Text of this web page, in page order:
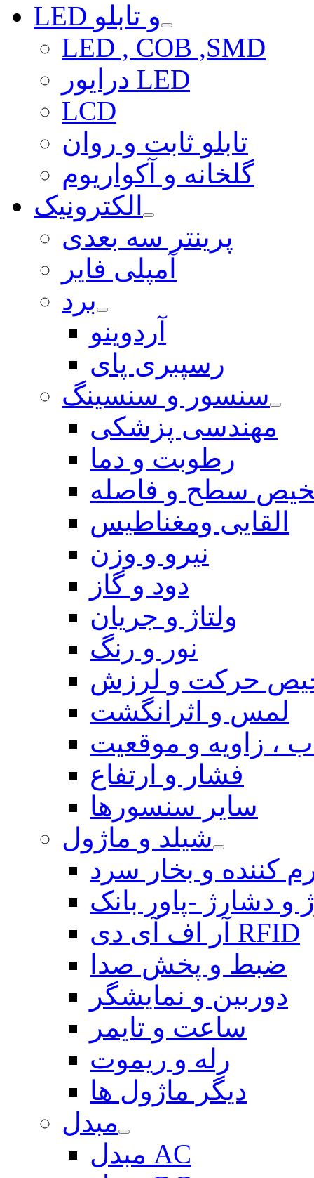
LED و تابلو
LED , COB ,SMD
درایور LED
LCD
تابلو ثابت و روان
گلخانه و آکواریوم
الکترونیک
پرینتر سه بعدی
آمپلی فایر
برد
آردوینو
رسپبری پای
سنسور و سنسینگ
مهندسی پزشکی
رطوبت و دما
سطح و فاصله
القایی ومغناطیس
نیرو و وزن
دود و گاز
ولتاژ و جریان
نور و رنگ
حرکت و لرزش
لمس و اثرانگشت
، زاویه و موقعیت
فشار و ارتفاع
سایر سنسورها
شیلد و ماژول
کننده و بخار سرد
و دشارژ -پاور بانک
آر اف آی دی RFID
ضبط و پخش صدا
دوربین و نمایشگر
ساعت و تایمر
رله و ریموت
دیگر ماژول ها
مبدل
مبدل AC